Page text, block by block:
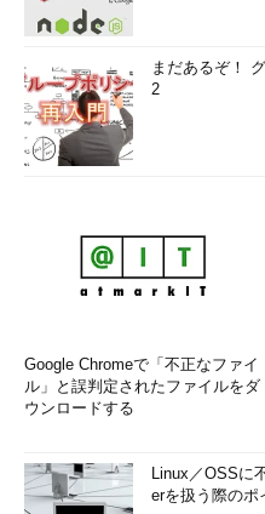
まだあるぞ！
2
Google Chromeで「不正なファイ
ル」と誤判定されたファイルをダ
ウンロードする
Linux／OSSに
erを扱う際のポ